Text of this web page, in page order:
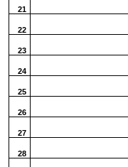
21
22
23
24
25
26
27
28